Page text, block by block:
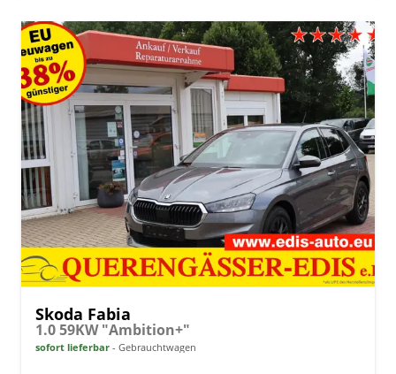
Skoda Fabia
1.0 59KW "Ambition+"
sofort lieferbar Gebrauchtwagen